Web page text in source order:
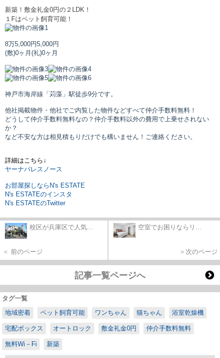
新築！敷金礼金0円の２LDK！
１Fはペット飼育可能！
8万5,000円5,000円
(敷)0ヶ月 (礼)0ヶ月
神戸市海岸線「苅藻」駅徒歩9分です。
他社掲載物件・他社でご内覧した物件などすべて仲介手数料無料！
どうして仲介手数料無料なの？仲介手数料以外の費用で上乗せされない
か？
など不安な方は相見積もりだけでも構いません！ご連絡ください。
詳細はこちら↓
ヤーナパレスノース
お部屋探しならN's ESTATE
N's ESTATEのインスタ
N's ESTATEのTwitter
校区が兵庫区で人気...
＜ 前のページ
空室でお困りならリ...
＞次のページ
記事一覧ページへ
タグ一覧
地域密着
ペット飼育可能 ワンちゃん 猫ちゃん 浴室乾燥機
宅配ボックス オートロック 敷金礼金0円 仲介手数料無料
無料Wi－Fi 新築